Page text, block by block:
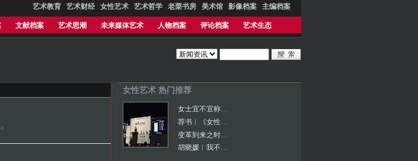
艺术教育 艺术财经 女性艺术 艺术哲学 老栗书房 美术馆 影像档案 主编档案
文献档案 艺术思潮 未来媒体艺术 人物档案 评论档案 艺术生态
女性艺术 热门推荐
女士宜不宜称先生？
胡晓媛︱我不是无情之人